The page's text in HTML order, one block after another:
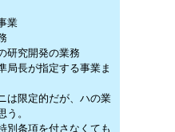
業
究開発の業務
長が指定する事業ま
は限定的だが、ハの業
。
別条項を付さなくても